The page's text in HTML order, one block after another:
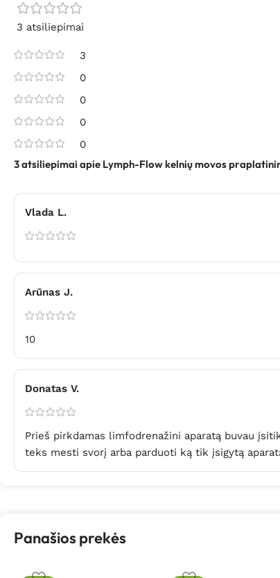
3 atsiliepimai
3
0
0
0
0
3 atsiliepimai apie Lymph-Flow kelnių movos
Vlada L.
Arūnas J.
10
Donatas V.
Prieš pirkdamas limfodrenažini aparatą buvau
teks mesti svorį arba parduoti ką tik įsigytą
Panašios prekės